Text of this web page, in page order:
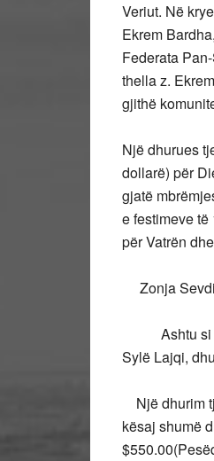
Veriut. Në
Ekrem
Federata
thella z.
gjithë
Një dhurues
dollarë) për
gjatë
e festimeve
për Vatrën
Zonja
Ashtu si
Sylë Lajqi,
Një dhurim
kësaj shumë